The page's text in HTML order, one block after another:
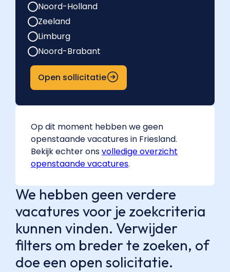
Noord-Holland
Zeeland
Limburg
Noord-Brabant
Open sollicitatie
Op dit moment hebben we geen
openstaande vacatures in Friesland.
Bekijk echter onsvolledige overzicht
openstaande vacatures.
We hebben geen verdere
vacatures voor je zoekcriteria
kunnen vinden. Verwijder
filters om breder te zoeken, of
doe een open solicitatie.